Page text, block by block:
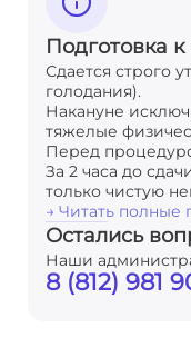
Подготовка
Сдается строго
голодания).
Накануне
тяжелые
Перед
За 2 часа до
только чистую
→ Читать полные
Остались
Наши
8 (812) 981